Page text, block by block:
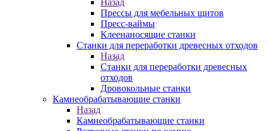
Назад
Прессы для мебельных щитов
Пресс-ваймы
Клеенаносящие станки
Станки для переработки древесных отходов
Назад
Станки для переработки древесных
отходов
Дровокольные станки
Камнеобрабатывающие станки
Назад
Камнеобрабатывающие станки